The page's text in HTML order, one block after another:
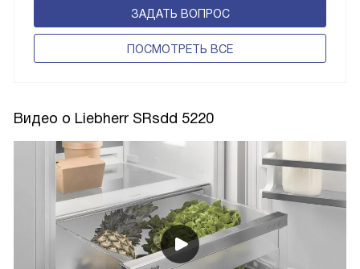
ЗАДАТЬ ВОПРОС
ПОCМОТРЕТЬ ВСЕ
Видео о Liebherr SRsdd 5220